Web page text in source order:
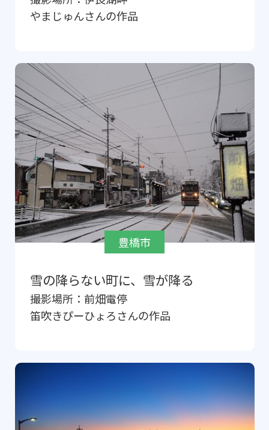
やまじゅんさんの作品
豊橋市
雪の降らない町に、雪が降る
撮影場所： 前畑電停
笛吹きぴーひょろさんの作品